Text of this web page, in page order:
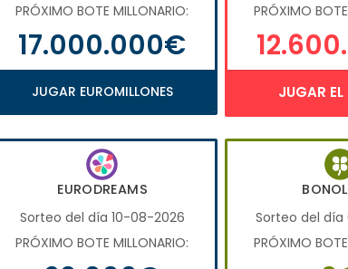
PRÓXIMO BOTE MILLONARIO:
17.000.000€
JUGAR EUROMILLONES
PRÓXIMO
JUGAR
EURODREAMS
Sorteo del día 10-08-2026
PRÓXIMO BOTE MILLONARIO:
Sorteo del
PRÓXIMO